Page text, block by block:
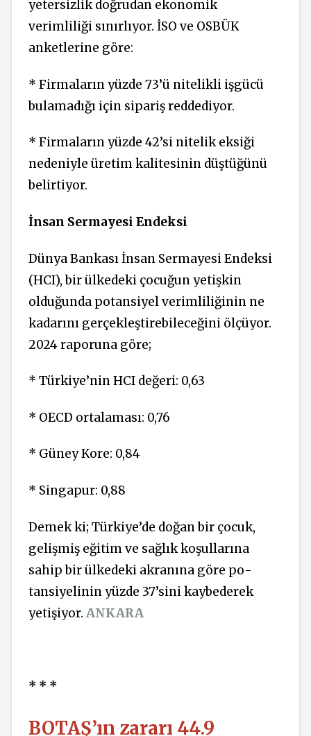
yetersizlik doğru­dan ekonomik
verimliliği sınır­lıyor. İSO ve OSBÜK
anketlerine göre:
* Firmaların yüzde 73’ü nitelik­li işgücü
bulamadığı için sipariş reddediyor.
* Firmaların yüzde 42’si nitelik eksiği
nede­niyle üretim kalitesinin düştüğü­nü
belirtiyor.
İnsan Sermayesi Endeksi
Dünya Bankası İnsan Serma­yesi Endeksi
(HCI), bir ülkede­ki çocuğun yetişkin
olduğunda potansiyel verimliliğinin ne
ka­darını gerçekleştirebileceğini öl­çüyor.
2024 raporuna göre;
* Türkiye’nin HCI değeri: 0,63
* OECD ortalaması: 0,76
* Güney Kore: 0,84
* Singapur: 0,88
Demek ki; Türki­ye’de doğan bir çocuk,
gelişmiş eğitim ve sağlık koşullarına
sahip bir ülkedeki akranına göre po­
tansiyelinin yüzde 37’sini kaybede­rek
yetişiyor. ANKARA
* * *
BOTAŞ’ın zararı 44.9